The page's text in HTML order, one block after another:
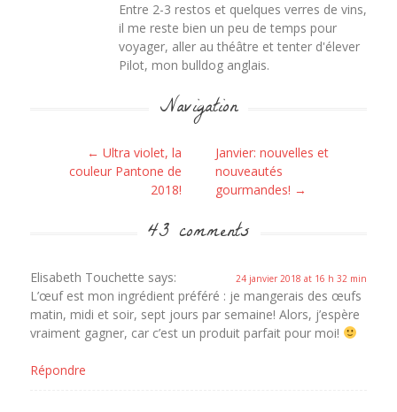
Entre 2-3 restos et quelques verres de vins,
il me reste bien un peu de temps pour
voyager, aller au théâtre et tenter d'élever
Pilot, mon bulldog anglais.
Navigation
← Ultra violet, la
couleur Pantone de
2018!
Janvier: nouvelles et
nouveautés
gourmandes! →
43 comments
Elisabeth Touchette says: 24 janvier 2018 at 16 h 32 min
L’œuf est mon ingrédient préféré : je mangerais des œufs
matin, midi et soir, sept jours par semaine! Alors, j’espère
vraiment gagner, car c’est un produit parfait pour moi!
Répondre